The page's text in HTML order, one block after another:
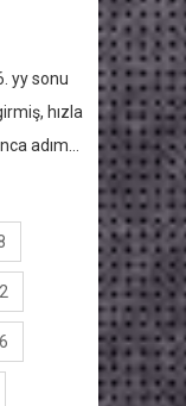
yy sonu
hızla
adım…